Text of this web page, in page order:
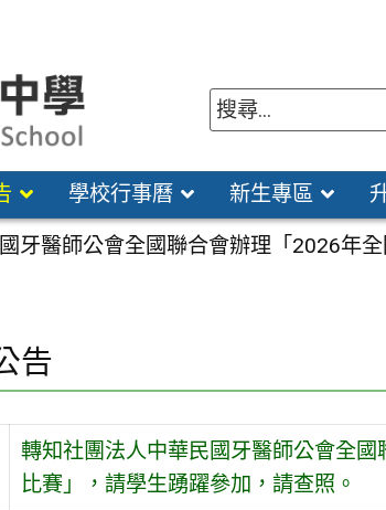
學校行事曆 新生專區
牙醫師公會全國聯合會辦理「2026年
告
轉知社團法人中華民國牙醫師公會全
比賽」，請學生踴躍參加，請查照。